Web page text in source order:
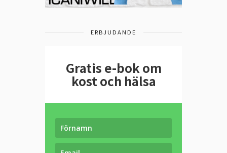
ERBJUDANDE
Gratis e-bok om
kost och hälsa